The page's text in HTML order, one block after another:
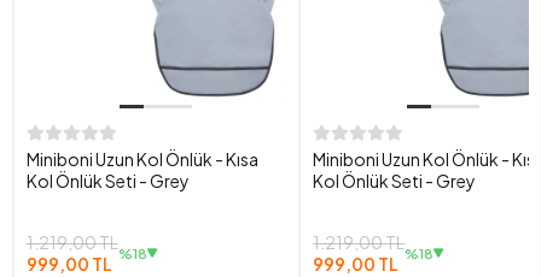
Miniboni Uzun Kol Önlük - Kısa
Kol Önlük Seti - Grey
1.219,00 TL
999,00 TL %18
Miniboni Uzun Kol Önlük -
Kol Önlük Seti - Grey
1.219,00 TL
999,00 TL %18